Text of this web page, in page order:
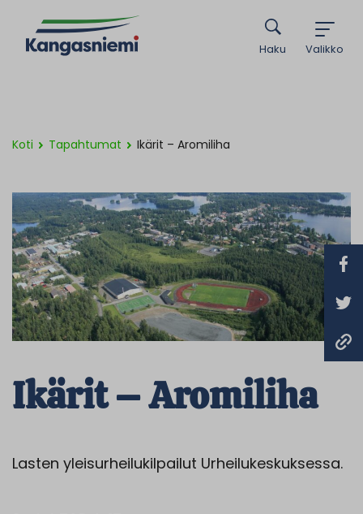
Valikko
Haku
Koti Tapahtumat Ikärit – Aromiliha
Ikärit – Aromiliha
Lasten yleisurheilukilpailut Urheilukeskuksessa.